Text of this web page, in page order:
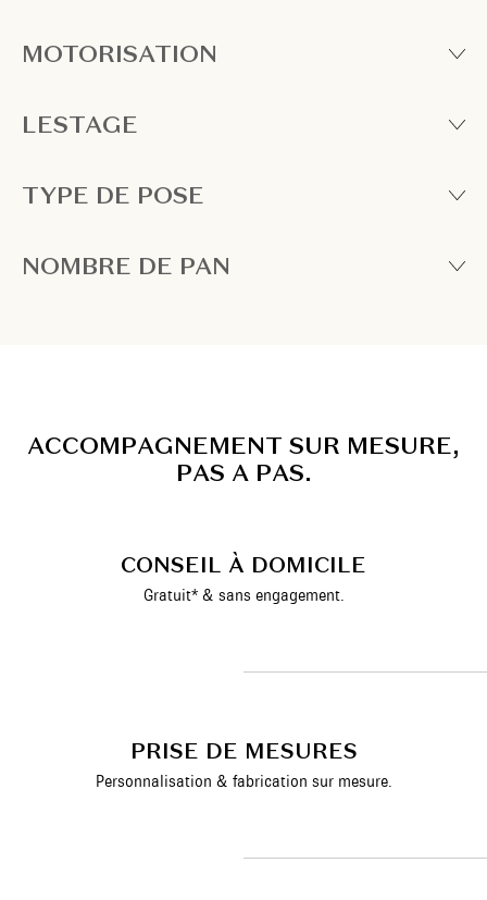
MOTORISATION
LESTAGE
TYPE DE POSE
NOMBRE DE PAN
ACCOMPAGNEMENT SUR MESURE,
PAS A PAS.
CONSEIL À DOMICILE
Gratuit* & sans engagement.
PRISE DE MESURES
Personnalisation & fabrication sur mesure.